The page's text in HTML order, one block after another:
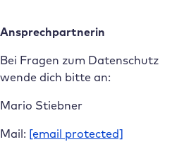
Ansprechpartnerin
Bei Fragen zum Datenschutz
wende dich bitte an:
Mario Stiebner
Mail: [email protected]